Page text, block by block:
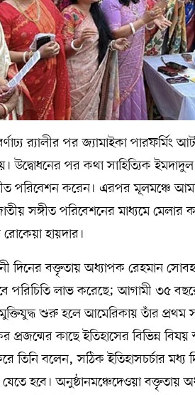
র‌্যালীর পর জ্যামাইকা পারফর্মিং
উদ্বোধনের পর কথা সাহিত্যিক
পরিবেশন করেন। এরপর মূলমঞ্চে
সঙ্গীত পরিবেশনের মাধ্যমে
হায়দার।
দিনের বক্তৃতায় অধ্যাপক রেহমান
পরিচিতি লাভ করেছে; আগামী ৩৫
শুরু হলে আমেরিকায় তাঁর
কাছে ইতিহাসের বিভিন্ন
তিনি বলেন, সঠিক ইতিহাসচর্চার মধ্য
হবে। অনুষ্ঠানমঞ্চেদেওয়া